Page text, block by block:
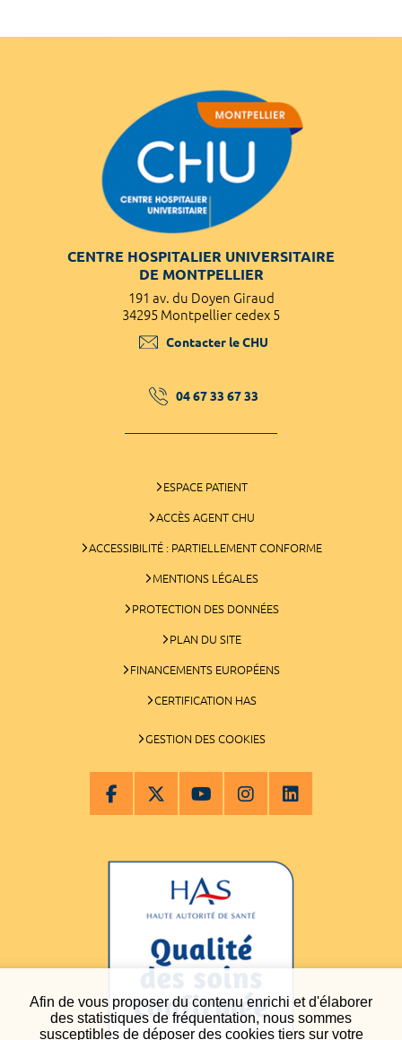
Afin de vous proposer du contenu enrichi et d'élaborer
des statistiques de fréquentation, nous sommes
susceptibles de déposer des cookies tiers sur votre
CENTRE HOSPITALIER UNIVERSITAIRE
DE MONTPELLIER
191 av. du Doyen Giraud
34295 Montpellier cedex 5
Contacter le CHU
04 67 33 67 33
ESPACE PATIENT
ACCÈS AGENT CHU
ACCESSIBILITÉ : PARTIELLEMENT CONFORME
MENTIONS LÉGALES
PROTECTION DES DONNÉES
PLAN DU SITE
FINANCEMENTS EUROPÉENS
CERTIFICATION HAS
GESTION DES COOKIES